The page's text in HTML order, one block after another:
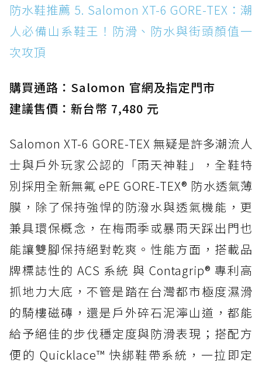
防水鞋推薦 5. Salomon XT-6 GORE-TEX：潮
人必備山系鞋王！防滑、防水與街頭顏值一
次攻頂
購買通路：Salomon 官網及指定門市
建議售價：新台幣 7,480 元
Salomon XT-6 GORE-TEX 無疑是許多潮流人
士與戶外玩家公認的「雨天神鞋」，全鞋特
別採用全新無氟 ePE GORE-TEX® 防水透氣薄
膜，除了保持強悍的防潑水與透氣機能，更
兼具環保概念，在梅雨季或暴雨天踩出門也
能讓雙腳保持絕對乾爽。性能方面，搭載品
牌標誌性的 ACS 系統 與 Contagrip® 專利高
抓地力大底，不管是踏在台灣都市極度濕滑
的騎樓磁磚，還是戶外碎石泥濘山道，都能
給予絕佳的步伐穩定度與防滑表現；搭配方
便的 Quicklace™ 快綁鞋帶系統，一拉即定